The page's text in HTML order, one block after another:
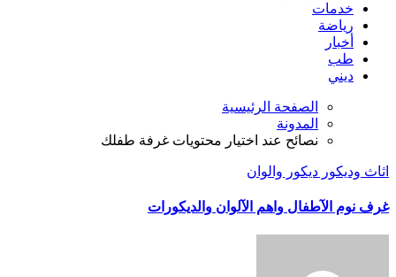
خدمات
رياضة
أخبار
طب
ديني
الصفحة الرئيسية
المدونة
نصائح عند اختيار محتويات غرفة طفلك
اثاث وديكور ديكور والوان
غرف نوم الآطفال واهم الآلوان والديكورات